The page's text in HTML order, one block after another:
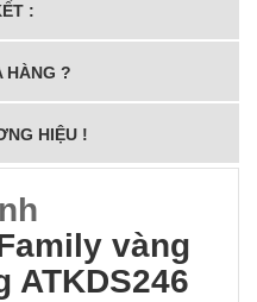
:
HÀNG ?
HIỆU !
vàng